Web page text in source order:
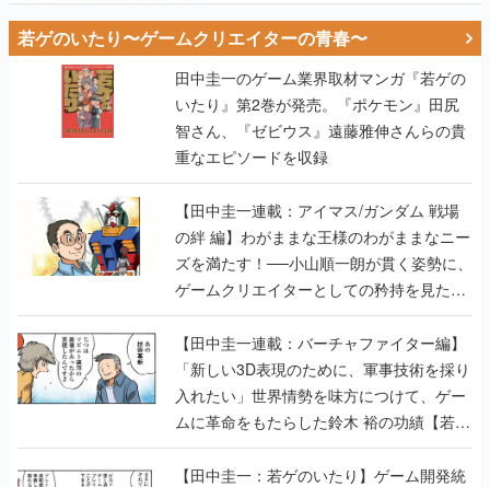
若ゲのいたり〜ゲームクリエイターの青春〜
田中圭一のゲーム業界取材マンガ『若ゲの
いたり』第2巻が発売。『ポケモン』田尻
智さん、『ゼビウス』遠藤雅伸さんらの貴
重なエピソードを収録
【田中圭一連載：アイマス/ガンダム 戦場
の絆 編】わがままな王様のわがままなニー
ズを満たす！──小山順一朗が貫く姿勢に、
ゲームクリエイターとしての矜持を見た
【若ゲのいたり最終回】
【田中圭一連載：バーチャファイター編】
「新しい3D表現のために、軍事技術を採り
入れたい」世界情勢を味方につけて、ゲー
ムに革命をもたらした鈴木 裕の功績【若ゲ
のいたり】
【田中圭一：若ゲのいたり】ゲーム開発統